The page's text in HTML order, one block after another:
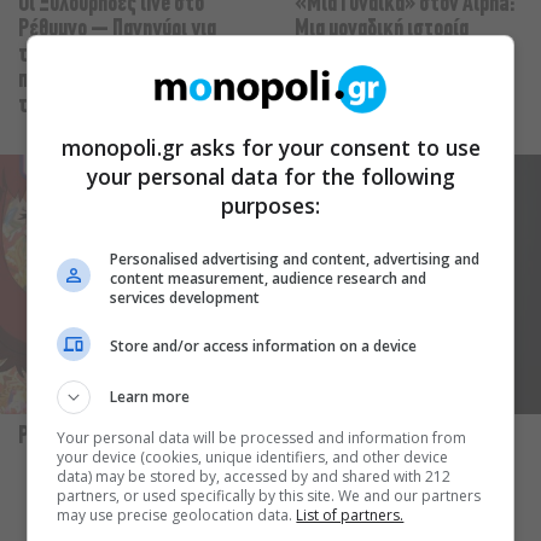
Ρέθυμνο – Πανηγύρι για
την ενίσχυση του
πυροσβεστικού σώματος
του νομού
Μια μοναδική ιστορία
το απέραντο γαλάζιο
Paprika Ιλιγγιώδης έρωτας
monopoli.gr asks for your consent to use
your personal data for the following
purposes:
Personalised advertising and content, advertising and
content measurement, audience research and
services development
Store and/or access information on a device
Learn more
Your personal data will be processed and information from
your device (cookies, unique identifiers, and other device
data) may be stored by, accessed by and shared with 212
partners, or used specifically by this site. We and our partners
may use precise geolocation data. List of partners.